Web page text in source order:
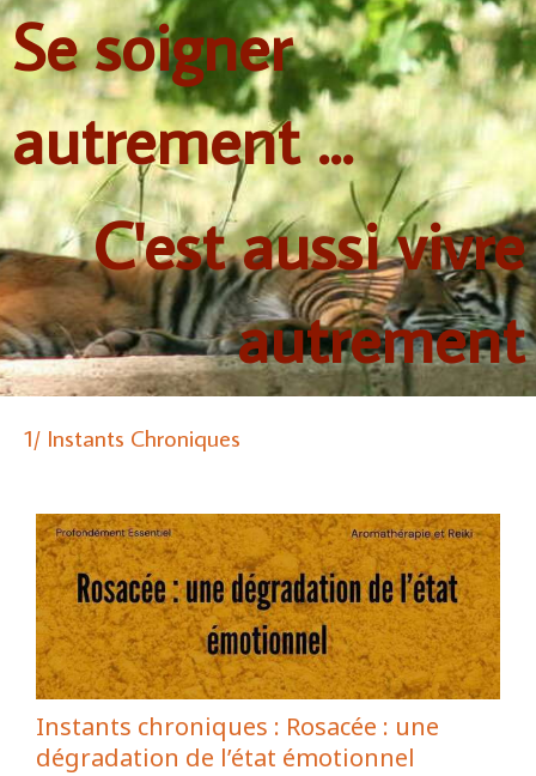
Se soigner
autrement ...
C'est aussi vivre
autrement
1/ Instants Chroniques
Instants chroniques : Rosacée : une
dégradation de l’état émotionnel